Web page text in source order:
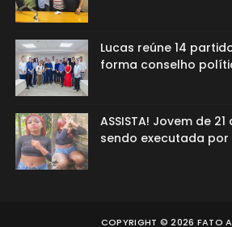
Lucas reúne 14
forma conselho
ASSISTA! Jovem de
sendo executada
COPYRIGHT ©2026 FATO